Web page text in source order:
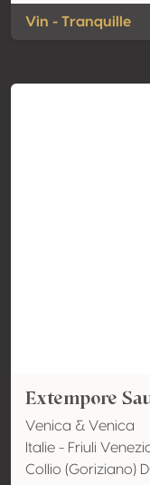
Vin - Tranquille
Extempore
Venica & Venica
Italie - Friuli
Collio (Goriziano)